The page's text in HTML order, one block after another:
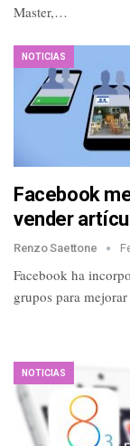
Master,…
NOTICIAS
Facebook
vender
Renzo Saettone
Facebook ha
grupos para
NOTICIAS